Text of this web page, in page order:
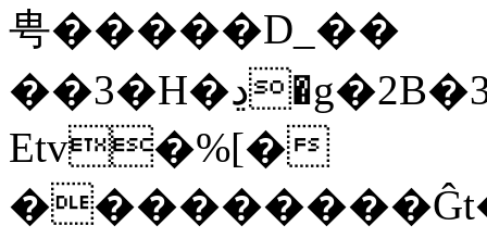
甹�����D_��
��3�H�ڍ�g�2B�35E��GR7��3t���‚X]����Es�m��f�l�V
Etv�%[�­